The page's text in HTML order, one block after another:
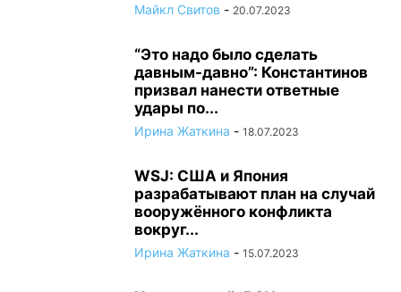
Майкл Свитов - 20.07.2023
“Это надо было сделать
давным-давно”: Константинов
призвал нанести ответные
удары по...
Ирина Жаткина - 18.07.2023
WSJ: США и Япония
разрабатывают план на случай
вооружённого конфликта
вокруг...
Ирина Жаткина - 15.07.2023